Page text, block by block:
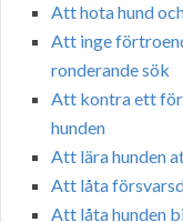
Att hota hund
Att inge
ronderande sök
Att kontra ett
hunden
Att lära hunden
Att låta
Att låta hunden